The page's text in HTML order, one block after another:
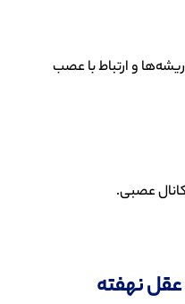
و ارتباط با عصب
عصبی.
عقل نهفته